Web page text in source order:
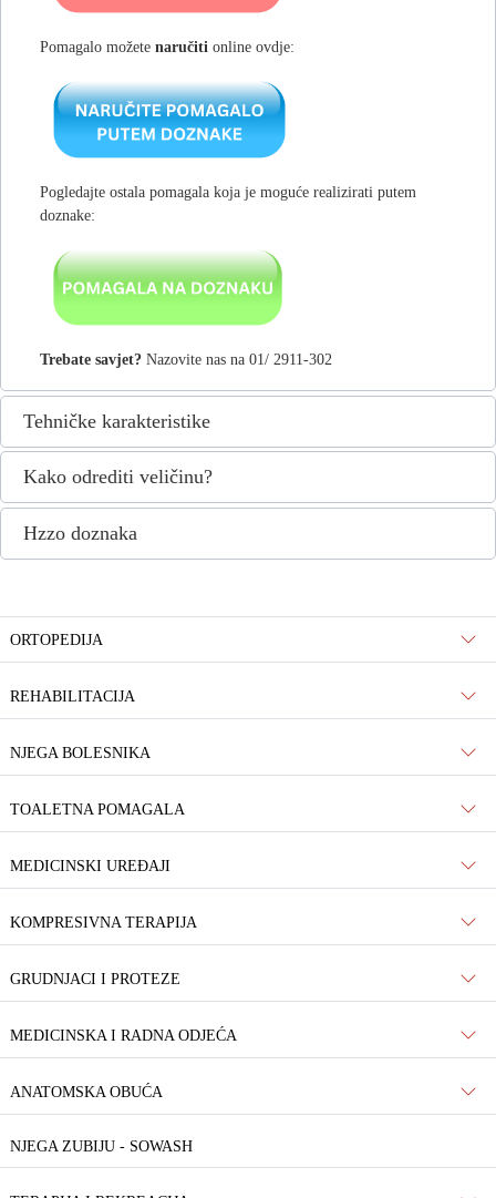
ORTOPEDIJA
REHABILITACIJA
NJEGA BOLESNIKA
TOALETNA POMAGALA
MEDICINSKI UREĐAJI
KOMPRESIVNA TERAPIJA
GRUDNJACI I PROTEZE
MEDICINSKA I RADNA ODJEĆA
ANATOMSKA OBUĆA
NJEGA ZUBIJU - SOWASH
Pomagalo možete naručiti online ovdje:
Pogledajte ostala pomagala koja je moguće realizirati putem
doznake:
Trebate savjet? Nazovite nas na 01/ 2911-302
Tehničke karakteristike
Kako odrediti veličinu?
Hzzo doznaka